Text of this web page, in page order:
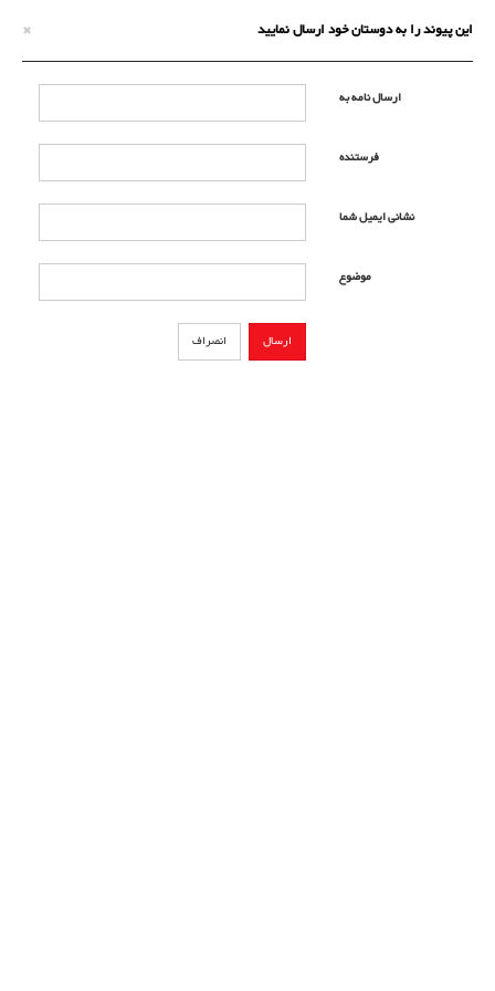
این پیوند را به دوستان خود ارسال نمایید ×
ارسال نامه به
فرستنده
نشانی ایمیل شما
موضوع
ارسال انصراف